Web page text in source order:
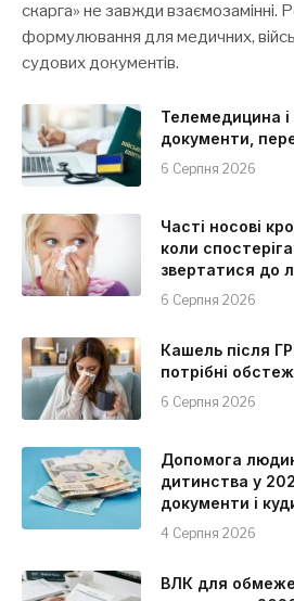
скарга» не завжди взаємозамінні.
формулювання для медичних,
судових документів.
Телемедицина
документи,
6 Серпня 2026
Часті носові
коли
звертатися до
6 Серпня 2026
Кашель після
потрібні
6 Серпня 2026
Допомога
дитинства у
документи і
4 Серпня 2026
ВЛК для